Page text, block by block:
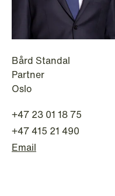
NEWS
MiCA
end
Read more
Bård Standal
Partner
Oslo
+47 23 01 18 75
+47 415 21 490
Email